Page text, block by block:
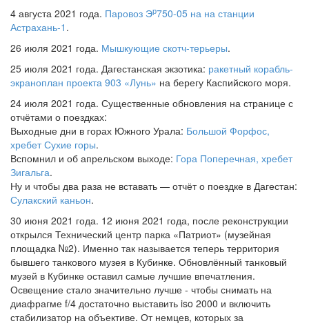
4 августа 2021 года. Паровоз Эр750-05 на на станции
Астрахань-1 .
26 июля 2021 года. Мышкующие скотч-терьеры.
25 июля 2021 года. Дагестанская экзотика: ракетный корабль-
экраноплан проекта 903 «Лунь» на берегу Каспийского моря.
24 июля 2021 года. Существенные обновления на странице с
отчётами о поездках:
Выходные дни в горах Южного Урала: Большой Форфос,
хребет Сухие горы.
Вспомнил и об апрельском выходе: Гора Поперечная, хребет
Зигальга.
Ну и чтобы два раза не вставать — отчёт о поездке в Дагестан:
Сулакский каньон.
30 июня 2021 года. 12 июня 2021 года, после реконструкции
открылся Технический центр парка «Патриот» (музейная
площадка №2). Именно так называется теперь территория
бывшего танкового музея в Кубинке. Обновлённый танковый
музей в Кубинке оставил самые лучшие впечатления.
Освещение стало значительно лучше - чтобы снимать на
диафрагме f/4 достаточно выставить iso 2000 и включить
стабилизатор на объективе. От немцев, которых за